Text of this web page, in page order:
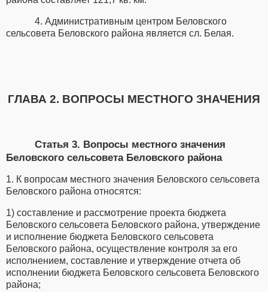
4. Административным центром Беловского
сельсовета Беловского района является сл. Белая.
ГЛАВА 2. ВОПРОСЫ МЕСТНОГО ЗНАЧЕНИЯ
Статья 3. Вопросы местного значения
Беловского сельсовета Беловского района
1. К вопросам местного значения Беловского сельсовета
Беловского района относятся:
1) составление и рассмотрение проекта бюджета
Беловского сельсовета Беловского района, утверждение
и исполнение бюджета Беловского сельсовета
Беловского района, осуществление контроля за его
исполнением, составление и утверждение отчета об
исполнении бюджета Беловского сельсовета Беловского
района;